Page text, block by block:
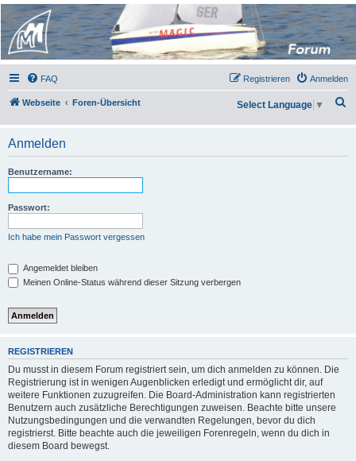
Micro Magic Forum
Deutschland
FAQ Anmelden
Registrieren
Webseite Foren-Übersicht
h
Select Language ▼
Anmelden
Benutzername:
Passwort:
Ich habe mein Passwort vergessen
Angemeldet bleiben
Meinen Online-Status während dieser Sitzung verbergen
REGISTRIEREN
Du musst in diesem Forum registriert sein, um dich anmelden zu können. Die
Registrierung ist in wenigen Augenblicken erledigt und ermöglicht dir, auf
weitere Funktionen zuzugreifen. Die Board-Administration kann registrierten
Benutzern auch zusätzliche Berechtigungen zuweisen. Beachte bitte unsere
Nutzungsbedingungen und die verwandten Regelungen, bevor du dich
registrierst. Bitte beachte auch die jeweiligen Forenregeln, wenn du dich in
diesem Board bewegst.